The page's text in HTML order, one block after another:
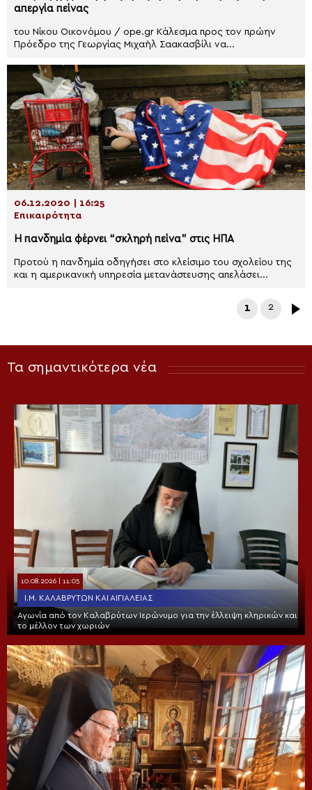
απεργία πείνας
του Νίκου Οικονόμου / ope.gr Κάλεσμα προς τον πρώην
Πρόεδρο της Γεωργίας Μιχαήλ Σαακασβίλι να...
06.12.2020 | 16:25
Επικαιρότητα
Η πανδημία φέρνει “σκληρή πείνα” στις ΗΠΑ
Προτού η πανδημία οδηγήσει στο κλείσιμο του σχολείου της
και η αμερικανική υπηρεσία μετανάστευσης απελάσει...
1 2
Τα σημαντικότερα νέα
10.08.2026 | 11:05
Ι.Μ. ΚΑΛΑΒΡΎΤΩΝ ΚΑΙ ΑΙΓΙΑΛΕΊΑΣ
Αγωνία από τον Καλαβρύτων Ιερώνυμο για την έλλειψη κληρικών και
το μέλλον των χωριών